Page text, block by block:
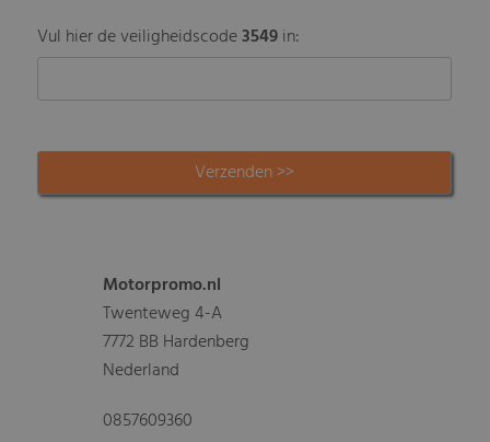
Vul hier de veiligheidscode3549in:
Motorpromo.nl
Twenteweg 4-A
7772 BB Hardenberg
Nederland
0857609360